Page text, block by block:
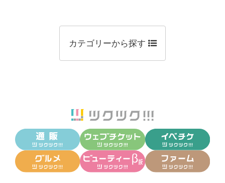
カテゴリーから探す